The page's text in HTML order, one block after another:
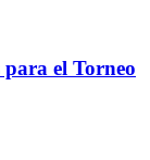
para el Torneo